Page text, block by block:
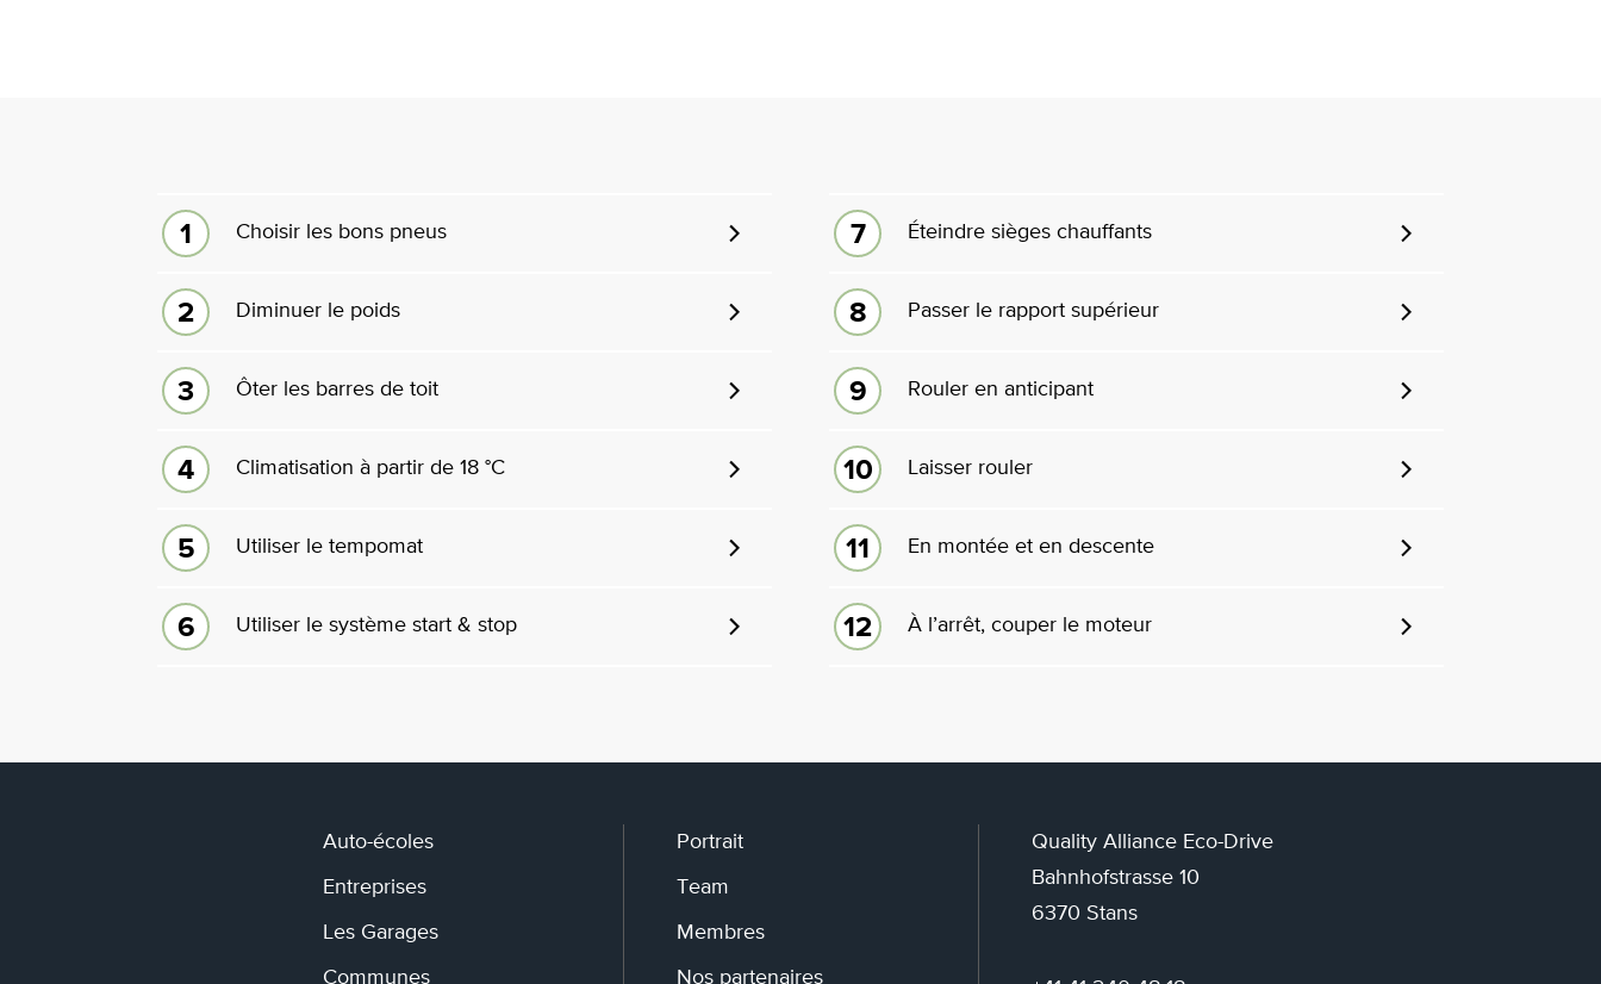
Choisir les bons pneus
Diminuer le poids
Ôter les barres de toit
Climatisation à partir de 18 °C
Utiliser le tempomat
Utiliser le système start & stop
Éteindre sièges chauffants
Passer le rapport supérieur
Rouler en anticipant
Laisser rouler
En montée et en descente
À l’arrêt, couper le moteur
Auto-écoles
Entreprises
Les Garages
Communes
Portrait
Team
Membres
Nos partenaires
Quality Alliance Eco-Drive
Bahnhofstrasse 10
6370 Stans